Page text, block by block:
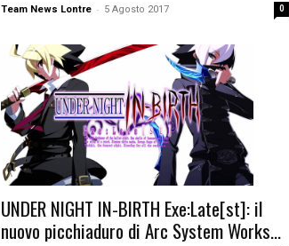
Team News Lontre - 5 Agosto 2017 0
UNDER NIGHT IN-BIRTH Exe:Late[st]: il
nuovo picchiaduro di Arc System Works...